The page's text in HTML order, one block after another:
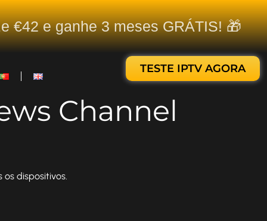
€42 e ganhe 3 meses GRÁTIS! 🎁
TESTE IPTV AGORA
Channel
os dispositivos.